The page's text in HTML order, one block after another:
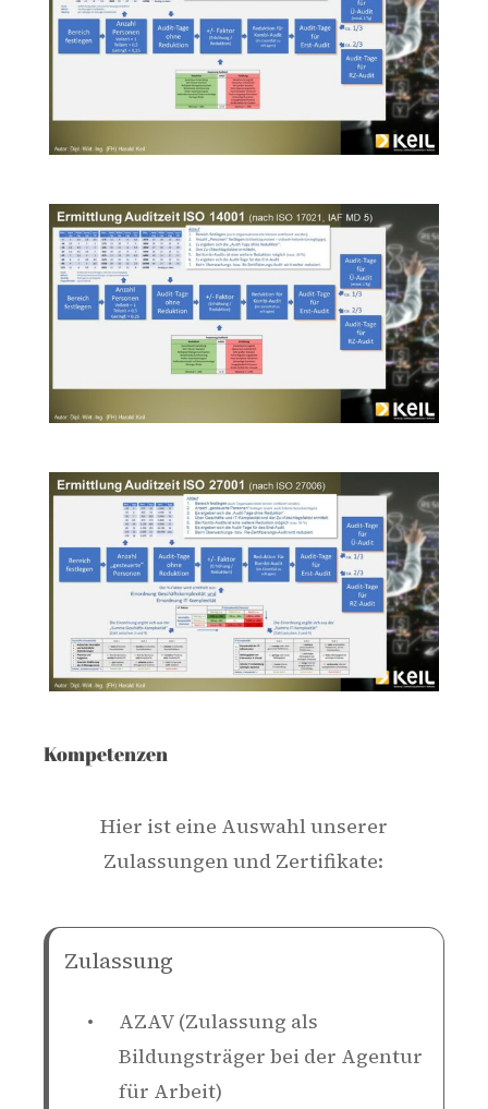
Kompetenzen
Hier ist eine Auswahl unserer
Zulassungen und Zertifikate:
Zulassung
AZAV (Zulassung als
Bildungsträger bei der Agentur
für Arbeit)